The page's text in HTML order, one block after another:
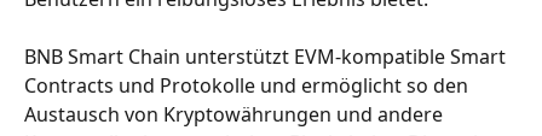
BNB Smart Chain unterstützt EVM-kompatible Smart
Contracts und Protokolle und ermöglicht so den
Austausch von Kryptowährungen und andere